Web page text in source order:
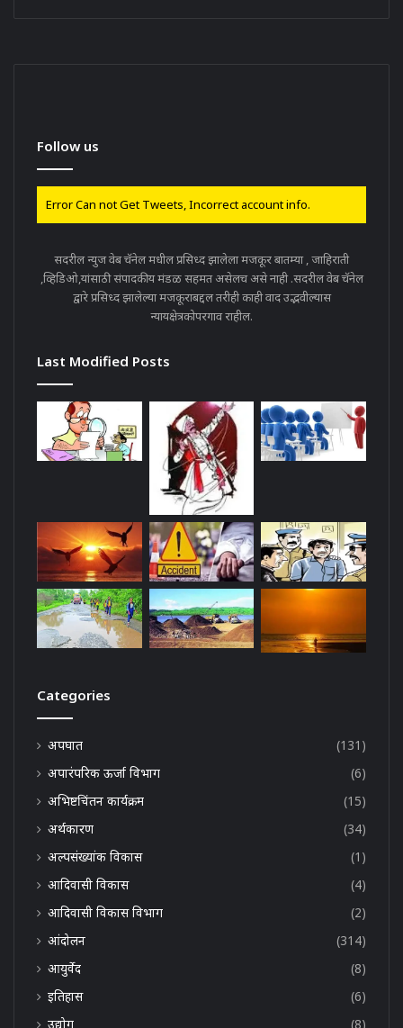
Follow us
Error Can not Get Tweets, Incorrect account info.
सदरील न्युज वेब चॅनेल मधील प्रसिध्द झालेला मजकूर बातम्या , जाहिराती
,व्हिडिओ,यांसाठी संपादकीय मंडळ सहमत असेलच असे नाही .सदरील वेब चॅनेल
द्वारे प्रसिध्द झालेल्या मजकूराबद्दल तरीही काही वाद उद्भवील्यास
न्यायक्षेत्रकोपरगाव राहील.
Last Modified Posts
Categories
अपघात
(131)
अपारंपरिक ऊर्जा विभाग
(6)
अभिष्टचिंतन कार्यक्रम
(15)
अर्थकारण
(34)
अल्पसंख्यांक विकास
(1)
आदिवासी विकास
(4)
आदिवासी विकास विभाग
(2)
आंदोलन
(314)
आयुर्वेद
(8)
इतिहास
(6)
उद्योग
(8)